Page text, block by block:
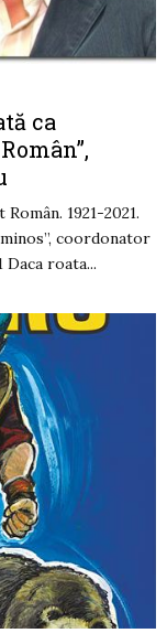
ca
1921-2021.
coordonator
roata...